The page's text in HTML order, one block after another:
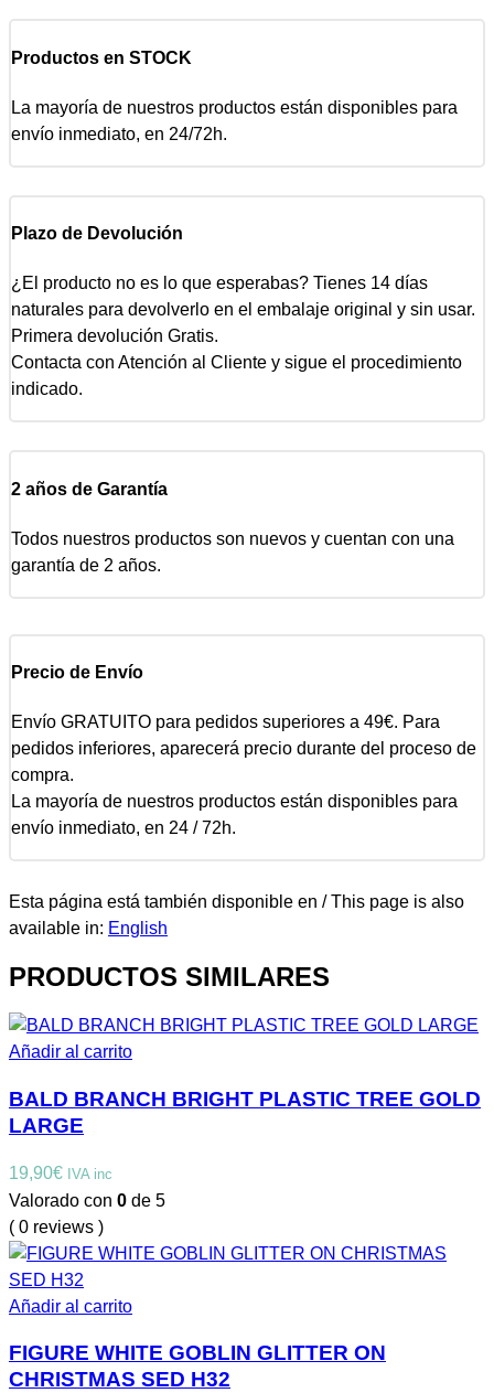
Productos en STOCK
La mayoría de nuestros productos están disponibles para
envío inmediato, en 24/72h.
Plazo de Devolución
¿El producto no es lo que esperabas? Tienes 14 días
naturales para devolverlo en el embalaje original y sin usar.
Primera devolución Gratis.
Contacta con Atención al Cliente y sigue el procedimiento
indicado.
2 años de Garantía
Todos nuestros productos son nuevos y cuentan con una
garantía de 2 años.
Precio de Envío
Envío GRATUITO para pedidos superiores a 49€. Para
pedidos inferiores, aparecerá precio durante del proceso de
compra.
La mayoría de nuestros productos están disponibles para
envío inmediato, en 24 / 72h.
Esta página está también disponible en / This page is also
available in: English
PRODUCTOS SIMILARES
Añadir al carrito
BALD BRANCH BRIGHT PLASTIC TREE GOLD
LARGE
19,90€ IVA inc
Valorado con 0 de 5
( 0 reviews )
Añadir al carrito
FIGURE WHITE GOBLIN GLITTER ON
CHRISTMAS SED H32